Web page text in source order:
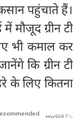
पहुंचाते हैं।
ग्रीन टी
भी कमाल कर
कि ग्रीन टी
लिए कितना